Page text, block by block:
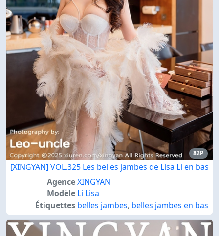
82P
[XINGYAN] VOL.325 Les belles jambes de Lisa Li en bas
AgenceXINGYAN
Modèle Li Lisa
Étiquettes belles jambes, belles jambes en bas